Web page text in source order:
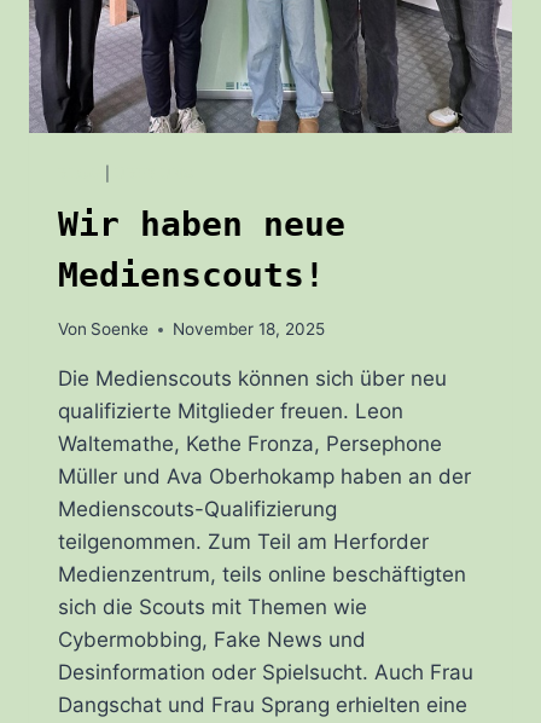
Wir haben neue
Medienscouts!
Von Soenke November 18, 2025
Die Medienscouts können sich über neu
qualifizierte Mitglieder freuen. Leon
Waltemathe, Kethe Fronza, Persephone
Müller und Ava Oberhokamp haben an der
Medienscouts-Qualifizierung
teilgenommen. Zum Teil am Herforder
Medienzentrum, teils online beschäftigten
sich die Scouts mit Themen wie
Cybermobbing, Fake News und
Desinformation oder Spielsucht. Auch Frau
Dangschat und Frau Sprang erhielten eine